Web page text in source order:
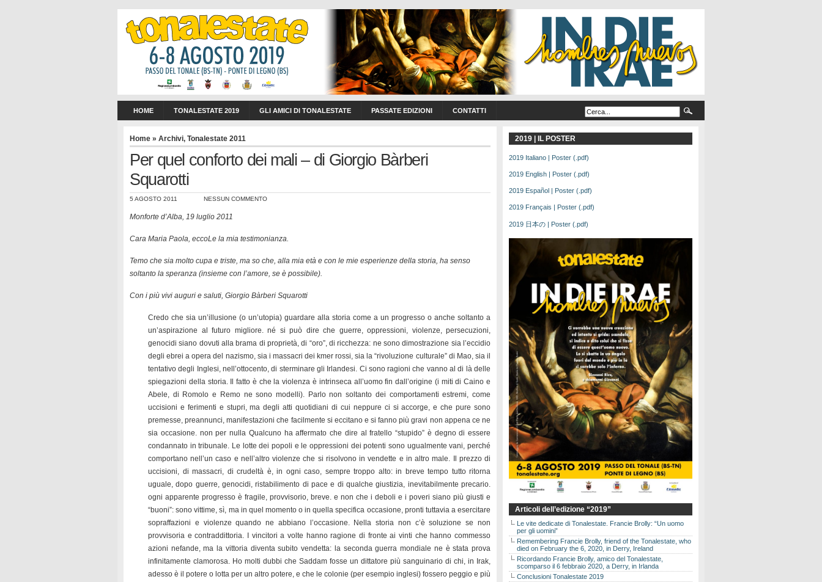
HOME TONALESTATE 2019 GLI AMICI DI TONALESTATE PASSATE EDIZIONI CONTATTI
Home » Archivi, Tonalestate 2011
Per quel conforto dei mali – di Giorgio Bàrberi
Squarotti
5 AGOSTO 2011 NESSUN COMMENTO
Monforte d’Alba, 19 luglio 2011
Cara Maria Paola, eccoLe la mia testimonianza.
Temo che sia molto cupa e triste, ma so che, alla mia età e con le mie esperienze della storia, ha senso
soltanto la speranza (insieme con l’amore, se è possibile).
Con i più vivi auguri e saluti, Giorgio Bàrberi Squarotti
Credo che sia un’illusione (o un’utopia) guardare alla storia come a un progresso o anche soltanto a
un’aspirazione al futuro migliore. né si può dire che guerre, oppressioni, violenze, persecuzioni,
genocidi siano dovuti alla brama di proprietà, di “oro”, di ricchezza: ne sono dimostrazione sia l’eccidio
degli ebrei a opera del nazismo, sia i massacri dei kmer rossi, sia la “rivoluzione culturale” di Mao, sia il
tentativo degli Inglesi, nell’ottocento, di sterminare gli Irlandesi. Ci sono ragioni che vanno al di là delle
spiegazioni della storia. Il fatto è che la violenza è intrinseca all’uomo fin dall’origine (i miti di Caino e
Abele, di Romolo e Remo ne sono modelli). Parlo non soltanto dei comportamenti estremi, come
uccisioni e ferimenti e stupri, ma degli atti quotidiani di cui neppure ci si accorge, e che pure sono
premesse, preannunci, manifestazioni che facilmente si eccitano e si fanno più gravi non appena ce ne
sia occasione. non per nulla Qualcuno ha affermato che dire al fratello “stupido” è degno di essere
condannato in tribunale. Le lotte dei popoli e le oppressioni dei potenti sono ugualmente vani, perché
comportano nell’un caso e nell’altro violenze che si risolvono in vendette e in altro male. Il prezzo di
uccisioni, di massacri, di crudeltà è, in ogni caso, sempre troppo alto: in breve tempo tutto ritorna
uguale, dopo guerre, genocidi, ristabilimento di pace e di qualche giustizia, inevitabilmente precario.
ogni apparente progresso è fragile, provvisorio, breve. e non che i deboli e i poveri siano più giusti e
“buoni”: sono vittime, sì, ma in quel momento o in quella specifica occasione, pronti tuttavia a esercitare
sopraffazioni e violenze quando ne abbiano l’occasione. Nella storia non c’è soluzione se non
provvisoria e contraddittoria. I vincitori a volte hanno ragione di fronte ai vinti che hanno commesso
azioni nefande, ma la vittoria diventa subito vendetta: la seconda guerra mondiale ne è stata prova
infinitamente clamorosa. Ho molti dubbi che Saddam fosse un dittatore più sanguinario di chi, in Irak,
adesso è il potere o lotta per un altro potere, e che le colonie (per esempio inglesi) fossero peggio e più
2019 | IL POSTER
2019 Italiano | Poster (.pdf)
2019 English | Poster (.pdf)
2019 Español | Poster (.pdf)
2019 Français | Poster (.pdf)
2019 日本の | Poster (.pdf)
Articoli dell’edizione “2019”
Le vite dedicate di Tonalestate. Francie Brolly: “Un uomo
per gli uomini”
Remembering Francie Brolly, friend of the Tonalestate, who
died on February the 6, 2020, in Derry, Ireland
Ricordando Francie Brolly, amico del Tonalestate,
scomparso il 6 febbraio 2020, a Derry, in Irlanda
Conclusioni Tonalestate 2019